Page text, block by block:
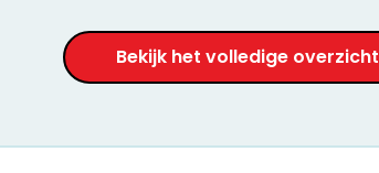
Bekijk het volledige overzicht